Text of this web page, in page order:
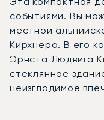
событиями. Вы
местной
Кирхнера. В его
Эрнста Людвига
стеклянное
неизгладимое